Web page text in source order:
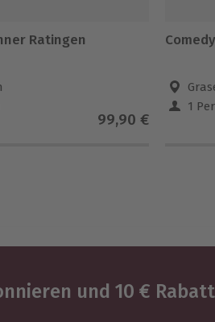
Ratingen
99,90 €
1
und 10 €